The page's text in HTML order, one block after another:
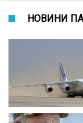
НОВИНИ